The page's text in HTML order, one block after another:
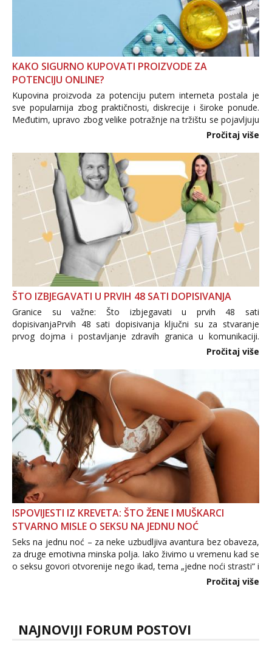
KAKO SIGURNO KUPOVATI PROIZVODE ZA
POTENCIJU ONLINE?
Kupovina proizvoda za potenciju putem interneta postala je
sve popularnija zbog praktičnosti, diskrecije i široke ponude.
Međutim, upravo zbog velike potražnje na tržištu se pojavljuju
i brojni krivotvoreni proizvodi, nepouzdane internetske
Pročitaj više
ŠTO IZBJEGAVATI U PRVIH 48 SATI DOPISIVANJA
Granice su važne: Što izbjegavati u prvih 48 sati
dopisivanjaPrvih 48 sati dopisivanja ključni su za stvaranje
prvog dojma i postavljanje zdravih granica u komunikaciji.
Važno je izbjeći prebrzo otkrivanje osobnih ili intimnih
informacija, jer nepoznata osoba još nije zaslužila to
povjerenje. Takođe...
Pročitaj više
ISPOVIJESTI IZ KREVETA: ŠTO ŽENE I MUŠKARCI
STVARNO MISLE O SEKSU NA JEDNU NOĆ
Seks na jednu noć – za neke uzbudljiva avantura bez obaveza,
za druge emotivna minska polja. Iako živimo u vremenu kad se
o seksu govori otvorenije nego ikad, tema „jedne noći strasti“ i
dalje izaziva burne rasprave. Što zapravo misle žene, a što
Pročitaj više
NAJNOVIJI FORUM POSTOVI